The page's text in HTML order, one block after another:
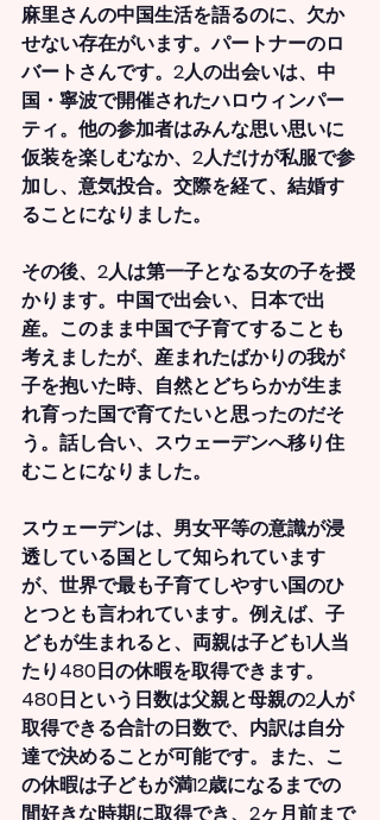
麻里さんの中国生活を語るのに、欠か
せない存在がいます。パートナーのロ
バートさんです。2人の出会いは、中
国・寧波で開催されたハロウィンパー
ティ。他の参加者はみんな思い思いに
仮装を楽しむなか、2人だけが私服で参
加し、意気投合。交際を経て、結婚す
ることになりました。
その後、2人は第一子となる女の子を授
かります。中国で出会い、日本で出
産。このまま中国で子育てすることも
考えましたが、産まれたばかりの我が
子を抱いた時、自然とどちらかが生ま
れ育った国で育てたいと思ったのだそ
う。話し合い、スウェーデンへ移り住
むことになりました。
スウェーデンは、男女平等の意識が浸
透している国として知られています
が、世界で最も子育てしやすい国のひ
とつとも言われています。例えば、子
どもが生まれると、両親は子ども1人当
たり480日の休暇を取得できます。
480日という日数は父親と母親の2人が
取得できる合計の日数で、内訳は自分
達で決めることが可能です。また、こ
の休暇は子どもが満12歳になるまでの
間好きな時期に取得でき、2ヶ月前まで